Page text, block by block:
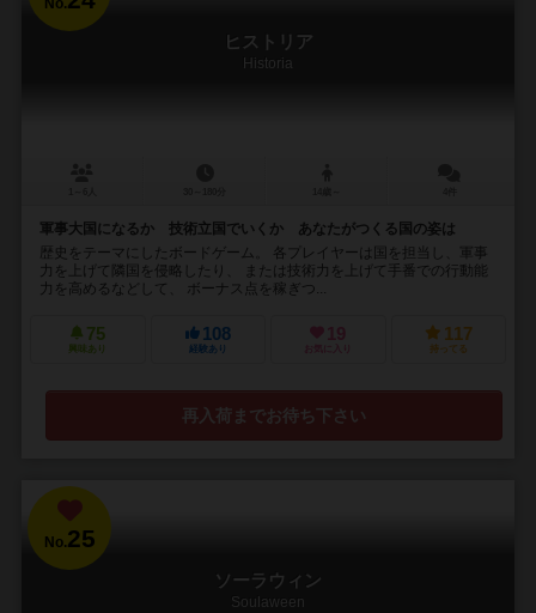
No.
ヒストリア
Historia
軍事大国になるか 技術立国でいくか あなたがつくる国の姿は
歴史をテーマにしたボードゲーム。 各プレイヤーは国を担当し、軍事
力を上げて隣国を侵略したり、 または技術力を上げて手番での行動能
力を高めるなどして、 ボーナス点を稼ぎつ...
75
興味あり
108
経験あり
19
お気に入り
117
持ってる
再入荷までお待ち下さい
No.25
ソーラウィン
Soulaween